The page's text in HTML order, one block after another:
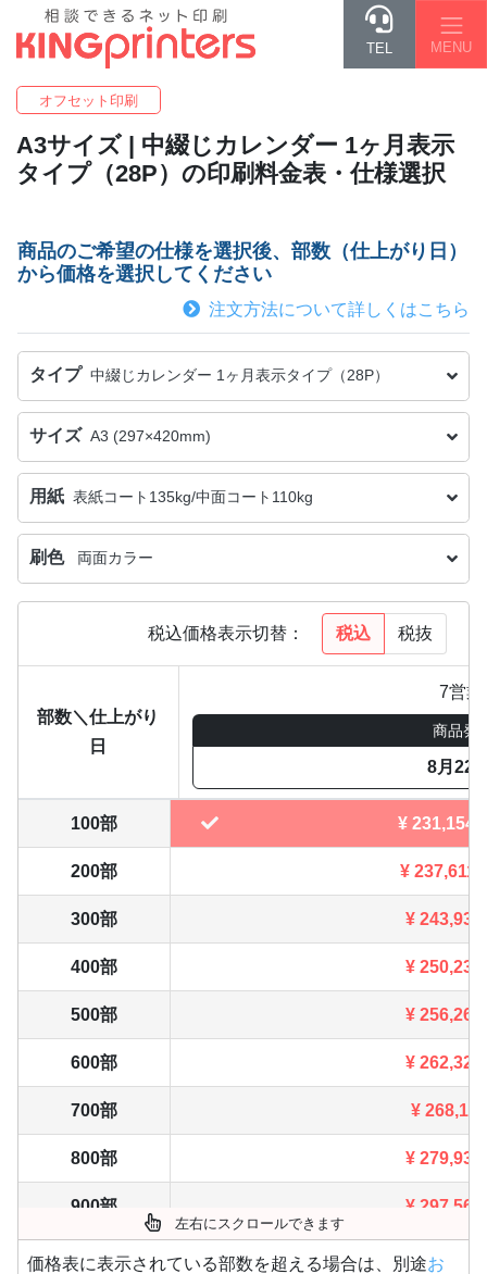
TEL MENU
オフセット印刷
A3サイズ | 中綴じカレンダー 1ヶ月表示
タイプ（28P）の印刷料金表・仕様選択
商品のご希望の仕様を選択後、部数（仕上がり日）
から価格を選択してください
注文方法について詳しくはこちら
タイプ 中綴じカレンダー 1ヶ月表示タイプ（28P）
サイズ A3 (297×420mm)
用紙 表紙コート135kg/中面コート110kg
刷色 両面カラー
税込価格表示切替： 税込 税抜
部数＼仕上がり
日
7営
商品発
8月22
100部 ¥ 231,154
200部 ¥ 237,611
300部 ¥ 243,936
400部 ¥ 250,239
500部 ¥ 256,267
600部 ¥ 262,328
700部 ¥ 268,103
800部 ¥ 279,939
900部 ¥ 297,561
1,000部 ¥ 314,886
左右にスクロールできます
価格表に表示されている部数を超える場合は、別途お